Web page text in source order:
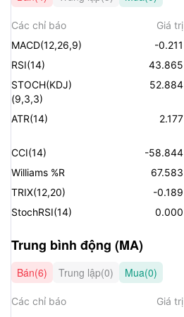
Các chỉ báo Giá trị
MACD(12,26,9)
-0.211
RSI(14)
43.865
STOCH(KDJ)
(9,3,3)
52.884
ATR(14) 2.177
CCI(14)
-58.844
Williams %R
67.583
TRIX(12,20)
-0.189
StochRSI(14)
0.000
Trung bình động (MA)
Bán(6) Trung lập(0) Mua(0)
Các chỉ báo Giá trị